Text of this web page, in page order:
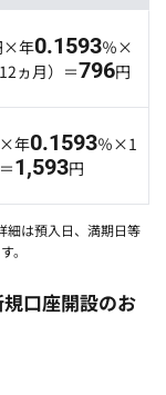
×年0.1593％×
ヵ月）＝796円
年0.1593％×1
1,593円
細は預入日、満期日等
。
口座開設のお